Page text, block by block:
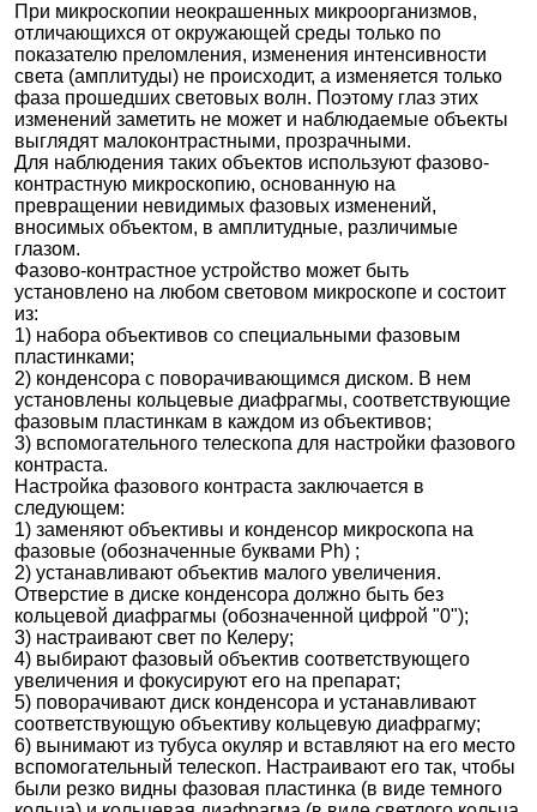
При микроскопии неокрашенных микроорганизмов,
отличающихся от окружающей среды только по
показателю преломления, изменения интенсивности
света (амплитуды) не происходит, а изменяется только
фаза прошедших световых волн. Поэтому глаз этих
изменений заметить не может и наблюдаемые объекты
выглядят малоконтрастными, прозрачными.
Для наблюдения таких объектов используют фазово-
контрастную микроскопию, основанную на
превращении невидимых фазовых изменений,
вносимых объектом, в амплитудные, различимые
глазом.
Фазово-контрастное устройство может быть
установлено на любом световом микроскопе и состоит
из:
1) набора объективов со специальными фазовым
пластинками;
2) конденсора с поворачивающимся диском. В нем
установлены кольцевые диафрагмы, соответствующие
фазовым пластинкам в каждом из объективов;
3) вспомогательного телескопа для настройки фазового
контраста.
Настройка фазового контраста заключается в
следующем:
1) заменяют объективы и конденсор микроскопа на
фазовые (обозначенные буквами Ph) ;
2) устанавливают объектив малого увеличения.
Отверстие в диске конденсора должно быть без
кольцевой диафрагмы (обозначенной цифрой "0");
3) настраивают свет по Келеру;
4) выбирают фазовый объектив соответствующего
увеличения и фокусируют его на препарат;
5) поворачивают диск конденсора и устанавливают
соответствующую объективу кольцевую диафрагму;
6) вынимают из тубуса окуляр и вставляют на его место
вспомогательный телескоп. Настраивают его так, чтобы
были резко видны фазовая пластинка (в виде темного